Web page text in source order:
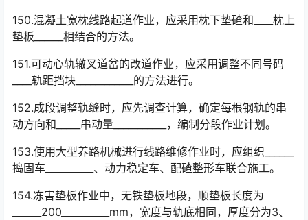
150.混凝土宽枕线路起道作业，应采用枕下垫碴和____枕上
垫板______相结合的方法。
151.可动心轨辙叉道岔的改道作业，应采用调整不同号码
____轨距挡块____________的方法进行。
152.成段调整轨缝时，应先调查计算，确定每根钢轨的串
动方向和_____串动量___________，编制分段作业计划。
153.使用大型养路机械进行线路维修作业时，应组织______
捣固车__________、动力稳定车、配碴整形车联合施工。
154.冻害垫板作业中，无铁垫板地段，顺垫板长度为
______200__________mm，宽度与轨底相同，厚度分为3、